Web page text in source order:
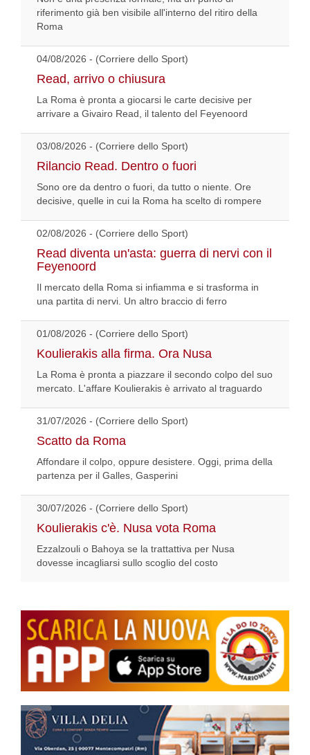
riferimento già ben visibile all'interno del ritiro della
Roma
04/08/2026 - (Corriere dello Sport)
Read, arrivo o chiusura
La Roma è pronta a giocarsi le carte decisive per
arrivare a Givairo Read, il talento del Feyenoord
03/08/2026 - (Corriere dello Sport)
Rilancio Read. Dentro o fuori
Sono ore da dentro o fuori, da tutto o niente. Ore
decisive, quelle in cui la Roma ha scelto di rompere
02/08/2026 - (Corriere dello Sport)
Read diventa un'asta: guerra di nervi con il
Feyenoord
Il mercato della Roma si infiamma e si trasforma in
una partita di nervi. Un altro braccio di ferro
01/08/2026 - (Corriere dello Sport)
Koulierakis alla firma. Ora Nusa
La Roma è pronta a piazzare il secondo colpo del suo
mercato. L'affare Koulierakis è arrivato al traguardo
31/07/2026 - (Corriere dello Sport)
Scatto da Roma
Affondare il colpo, oppure desistere. Oggi, prima della
partenza per il Galles, Gasperini
30/07/2026 - (Corriere dello Sport)
Koulierakis c'è. Nusa vota Roma
Ezzalzouli o Bahoya se la trattattiva per Nusa
dovesse incagliarsi sullo scoglio del costo